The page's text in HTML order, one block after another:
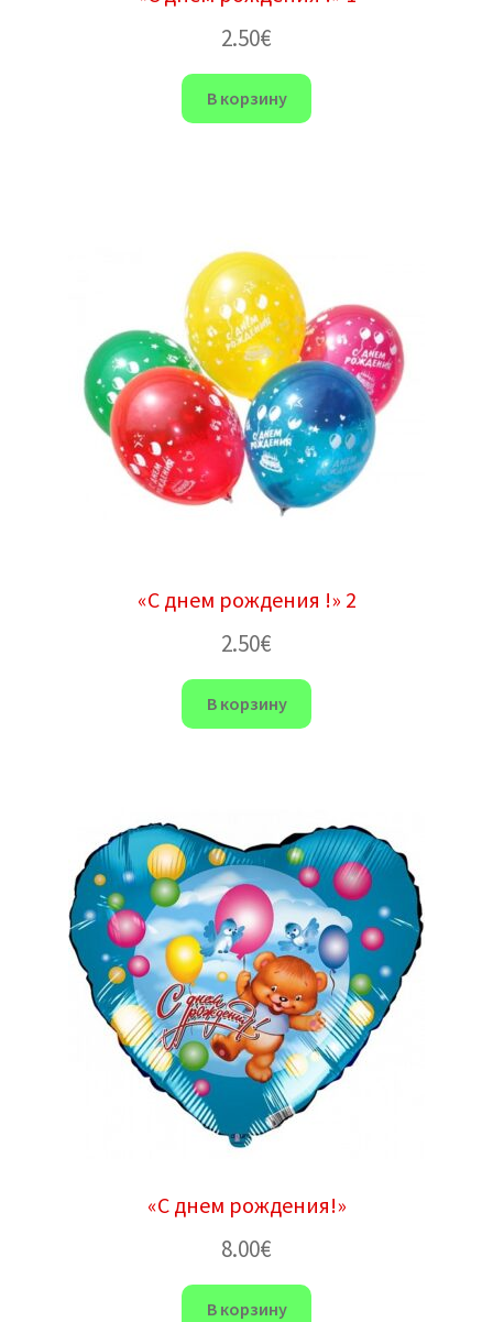
2.50€
В корзину
«С днем рождения !» 2
2.50€
В корзину
«С днем ​​рождения!»
8.00€
В корзину